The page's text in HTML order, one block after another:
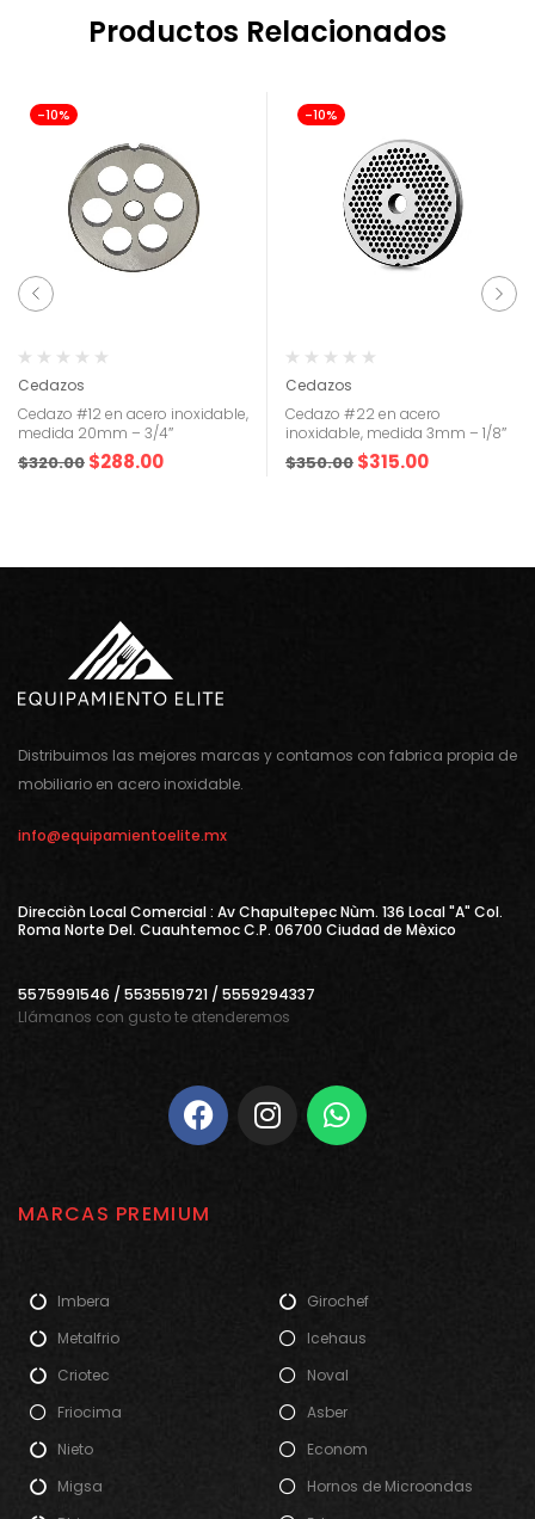
Productos Relacionados
-10%
Cedazos
Cedazo #12 en acero inoxidable,
medida 20mm – 3/4″
$320.00 $288.00
-10%
Cedazos
Cedazo #22 en acero
inoxidable, medida 3mm – 1/8″
$350.00 $315.00
Distribuimos las mejores marcas y contamos con fabrica propia de
mobiliario en acero inoxidable.
info@equipamientoelite.mx
Direcciòn Local Comercial : Av Chapultepec Nùm. 136 Local "A" Col.
Roma Norte Del. Cuauhtemoc C.P. 06700 Ciudad de Mèxico
5575991546 / 5535519721 / 5559294337
Llámanos con gusto te atenderemos
MARCAS PREMIUM
Imbera
Metalfrio
Criotec
Friocima
Nieto
Migsa
Girochef
Icehaus
Noval
Asber
Econom
Hornos de Microondas